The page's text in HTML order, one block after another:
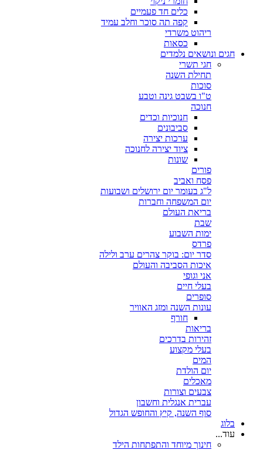
כלים חד פעמיים
קפה תה סוכר וחלב עמיד
ריהוט משרדי
כסאות
חגים ונושאים נלמדים
חגי תשרי
תחילת השנה
סוכות
ט"ו בשבט גינה וטבע
חנוכה
חנוכיות וכדים
סביבונים
ערכות יצירה
ציוד יצירה לחנוכה
שונות
פורים
פסח ואביב
ל"ג בעומר יום ירושלים ושבועות
יום המשפחה וחברות
בריאת העולם
שבת
ימות השבוע
פרדס
סדר יום: בוקר צהרים ערב ולילה
איכות הסביבה והעולם
אני וגופי
בעלי חיים
סופרים
עונות השנה ומזג האוויר
חורף
בריאות
זהירות בדרכים
בעלי מקצוע
המים
יום הולדת
מאכלים
צבעים וצורות
עברית אנגלית וחשבון
סוף השנה, קיץ והחופש הגדול
בלוג
עוד...
חינוך מיוחד והתפתחות הילד